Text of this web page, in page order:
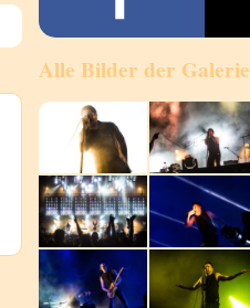
Alle Bilder der Galerie